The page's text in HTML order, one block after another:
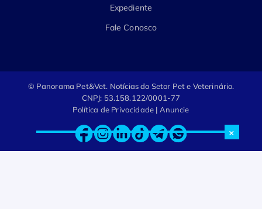
×
Expediente
Fale Conosco
© Panorama Pet&Vet. Notícias do Setor Pet e Veterinário.
CNPJ: 53.158.122/0001-77
Política de Privacidade | Anuncie